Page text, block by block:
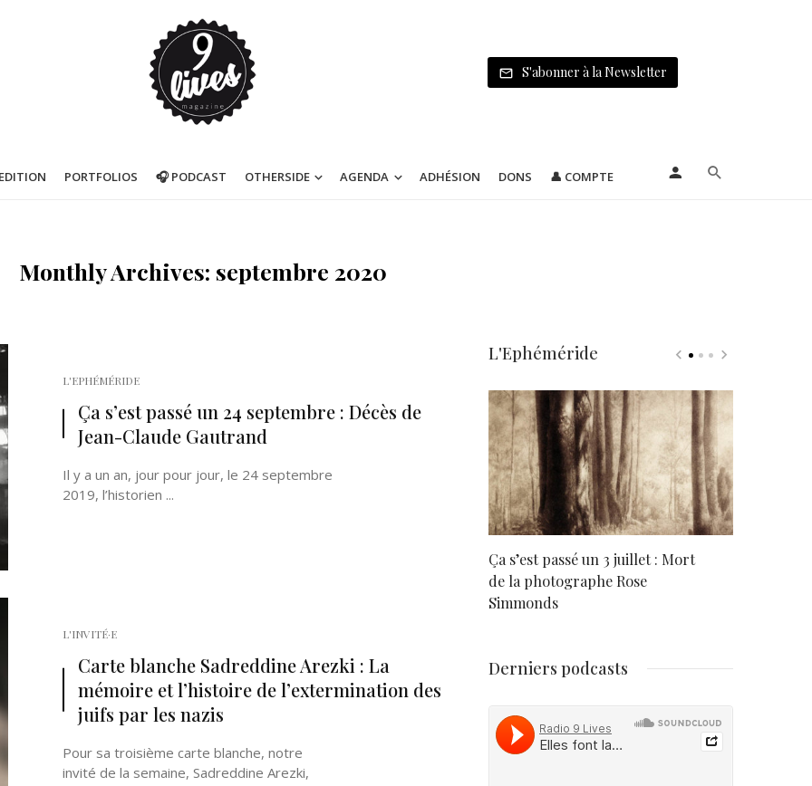
S'abonner à la Newsletter
PORTFOLIOS 🎧 PODCAST OTHERSIDE AGENDA ADHÉSION DONS 👤 COMPTE
Monthly Archives: septembre 2020
L'EPHÉMÉRIDE
Ça s’est passé un 24 septembre : Décès de
Jean-Claude Gautrand
Il y a un an, jour pour jour, le 24 septembre
2019, l’historien ...
L'INVITÉ·E
Carte blanche Sadreddine Arezki : La
mémoire et l’histoire de l’extermination des
juifs par les nazis
Pour sa troisième carte blanche, notre
invité de la semaine, Sadreddine Arezki,
L'Ephéméride
Ça s’est passé un 3 juillet : Mort
de la photographe Rose
Simmonds
Derniers podcasts